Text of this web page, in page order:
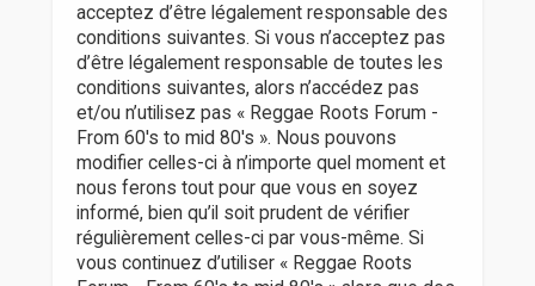
acceptez d’être légalement responsable des
conditions suivantes. Si vous n’acceptez pas
d’être légalement responsable de toutes les
conditions suivantes, alors n’accédez pas
et/ou n’utilisez pas « Reggae Roots Forum -
From 60's to mid 80's ». Nous pouvons
modifier celles-ci à n’importe quel moment et
nous ferons tout pour que vous en soyez
informé, bien qu’il soit prudent de vérifier
régulièrement celles-ci par vous-même. Si
vous continuez d’utiliser « Reggae Roots